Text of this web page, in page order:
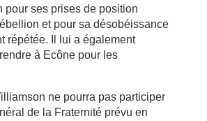
pour ses prises de position
et pour sa désobéissance
répétée. Il lui a également
à Ecône pour les
ne pourra pas participer
de la Fraternité prévu en